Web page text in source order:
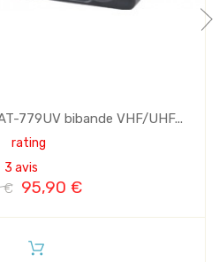
779UV bibande VHF/UHF...
3 avis
€ 95,90 €